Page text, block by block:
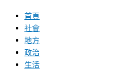
首頁
社會
地方
政治
生活